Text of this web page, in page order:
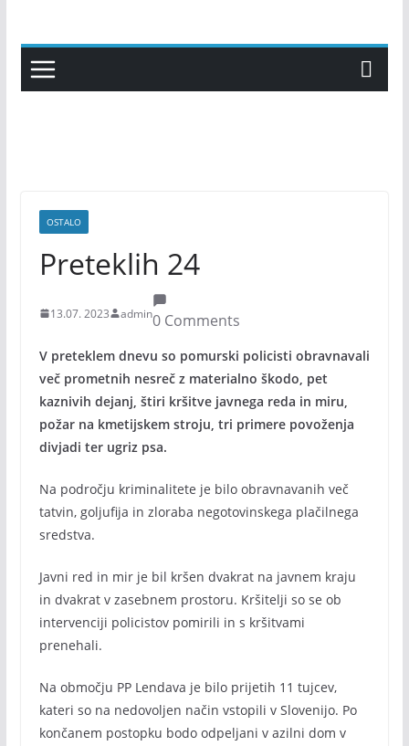
content
OSTALO
Preteklih 24
13.07. 2023 admin0 Comments
V preteklem dnevu so pomurski policisti obravnavali
več prometnih nesreč z materialno škodo, pet
kaznivih dejanj, štiri kršitve javnega reda in miru,
požar na kmetijskem stroju, tri primere povoženja
divjadi ter ugriz psa.
Na področju kriminalitete je bilo obravnavanih več
tatvin, goljufija in zloraba negotovinskega plačilnega
sredstva.
Javni red in mir je bil kršen dvakrat na javnem kraju
in dvakrat v zasebnem prostoru. Kršitelji so se ob
intervenciji policistov pomirili in s kršitvami
prenehali.
Na območju PP Lendava je bilo prijetih 11 tujcev,
kateri so na nedovoljen način vstopili v Slovenijo. Po
končanem postopku bodo odpeljani v azilni dom v